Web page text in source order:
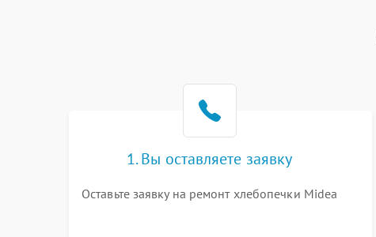
1. Вы оставляете заявку
Оставьте заявку на ремонт хлебопечки Midea